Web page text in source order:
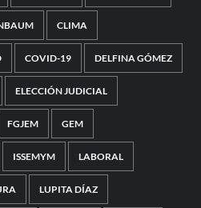
CLIMA
COVID-19 DELFINA GÓMEZ
ELECCIÓN JUDICIAL
FGJEM GEM
ISSEMYM LABORAL
LUPITA DÍAZ